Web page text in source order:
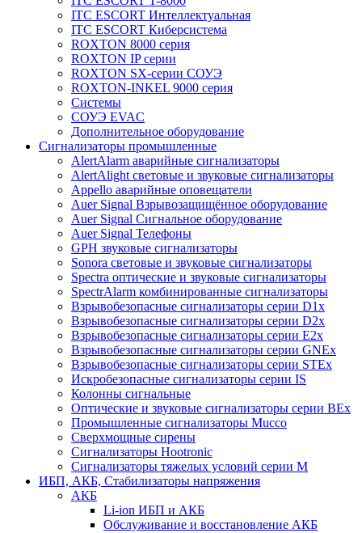
ITC ESCORT Интеллектуальная
ITC ESCORT Киберсистема
ROXTON 8000 серия
ROXTON IP серии
ROXTON SX-серии СОУЭ
ROXTON-INKEL 9000 серия
Системы
СОУЭ EVAC
Дополнительное оборудование
Сигнализаторы промышленные
AlertAlarm аварийные сигнализаторы
AlertAlight световые и звуковые сигнализаторы
Appello аварийные оповещатели
Auer Signal Взрывозащищённое оборудование
Auer Signal Сигнальное оборудование
Auer Signal Телефоны
GPH звуковые сигнализаторы
Sonora световые и звуковые сигнализаторы
Spectra оптические и звуковые сигнализаторы
SpectrAlarm комбинированные сигнализаторы
Взрывобезопасные сигнализаторы серии D1x
Взрывобезопасные сигнализаторы серии D2x
Взрывобезопасные сигнализаторы серии E2x
Взрывобезопасные сигнализаторы серии GNEx
Взрывобезопасные сигнализаторы серии STEx
Искробезопасные сигнализаторы серии IS
Колонны сигнальные
Оптические и звуковые сигнализаторы серии BEx
Промышленные сигнализаторы Mucco
Сверхмощные сирены
Сигнализаторы Hootronic
Сигнализаторы тяжелых условий серии M
ИБП, АКБ, Стабилизаторы напряжения
АКБ
Li-ion ИБП и АКБ
Обслуживание и восстановление АКБ